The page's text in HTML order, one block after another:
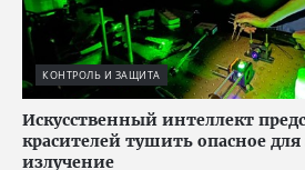
КОНТРОЛЬ И ЗАЩИТА
Искусственный интеллект
красителей тушить опасное
излучение